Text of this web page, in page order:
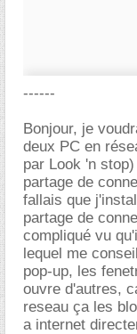
------
Bonjour, je
deux PC en
par Look 'n
partage de
fallais que
partage de
compliqué vu
lequel me
pop-up, les
ouvre d'autres,
reseau ça les
a internet